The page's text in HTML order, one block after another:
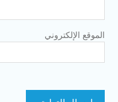
الموقع الإلكتروني